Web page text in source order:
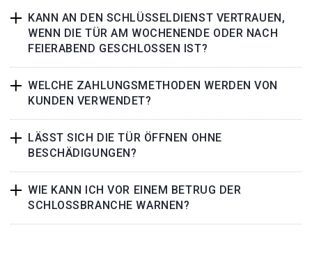
KANN AN DEN SCHLÜSSELDIENST VERTRAUEN,
WENN DIE TÜR AM WOCHENENDE ODER NACH
FEIERABEND GESCHLOSSEN IST?
WELCHE ZAHLUNGSMETHODEN WERDEN VON
KUNDEN VERWENDET?
LÄSST SICH DIE TÜR ÖFFNEN OHNE
BESCHÄDIGUNGEN?
WIE KANN ICH VOR EINEM BETRUG DER
SCHLOSSBRANCHE WARNEN?